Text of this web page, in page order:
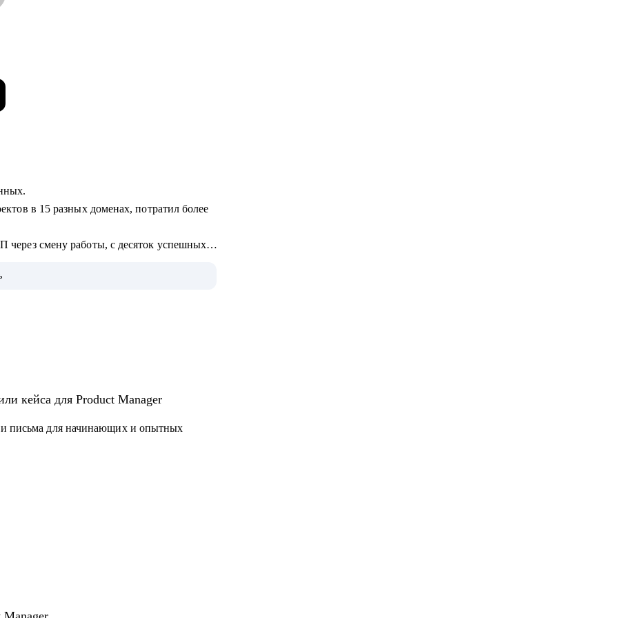
в 15 разных доменах, потратил более
через смену работы, с десяток успешных
и подзаконных актов
кейса для Product Manager
и письма для начинающих и опытных